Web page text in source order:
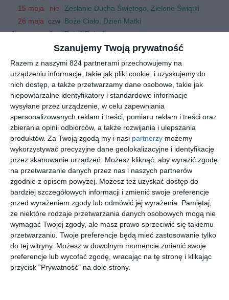
Szanujemy Twoją prywatność
Razem z naszymi 824 partnerami przechowujemy na
urządzeniu informacje, takie jak pliki cookie, i uzyskujemy do
nich dostęp, a także przetwarzamy dane osobowe, takie jak
niepowtarzalne identyfikatory i standardowe informacje
wysyłane przez urządzenie, w celu zapewniania
spersonalizowanych reklam i treści, pomiaru reklam i treści oraz
zbierania opinii odbiorców, a także rozwijania i ulepszania
produktów. Za Twoją zgodą my i nasi partnerzy możemy
wykorzystywać precyzyjne dane geolokalizacyjne i identyfikację
przez skanowanie urządzeń. Możesz kliknąć, aby wyrazić zgodę
na przetwarzanie danych przez nas i naszych partnerów
zgodnie z opisem powyżej. Możesz też uzyskać dostęp do
bardziej szczegółowych informacji i zmienić swoje preferencje
przed wyrażeniem zgody lub odmówić jej wyrażenia. Pamiętaj,
że niektóre rodzaje przetwarzania danych osobowych mogą nie
wymagać Twojej zgody, ale masz prawo sprzeciwić się takiemu
przetwarzaniu. Twoje preferencje będą mieć zastosowanie tylko
do tej witryny. Możesz w dowolnym momencie zmienić swoje
preferencje lub wycofać zgodę, wracając na tę stronę i klikając
przycisk "Prywatność" na dole strony.
15 maja
nie
Zesłanie Ducha Świętego, Zielone Świątki
26 maja czw
Boże Ciało, Dzień Matki
1 czerwcaśroDzień Dziecka
czwDzień Ojca
1 sierpnia
Narodowy Dzień Pamięci Powstania
Warszawskiego
15 sierpniaponŚwięto Wojska Polskiego, Wniebowzięcie N.M.P.
31 sierpniaśroDzień Solidarności i Wolności
1 listopadawtoWszystkich Świętych
11 listopadapiąNarodowe Święto Niepodległości
6 grudnia
wto
Mikołajki
24 grudnia sobWigilia Bożego Narodzenia
25 grudnia
nie
Boże Narodzenie
26 grudniaponBoże Narodzenie
31 grudnia sobSylwester
LINKI SPONSOROWANE
ZOLIBORZNEWS.PL
ADAPTIVEGRC
SZUKASZ KURSÓW DO MATURY? POZNAJ SPRAWDZONE
KURSY MATURALNE W WARSZAWIE
ERECEPTAONLINE24.PL